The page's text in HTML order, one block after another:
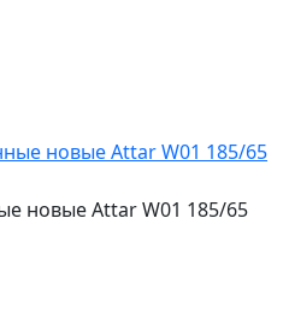
новые Attar W01 185/65